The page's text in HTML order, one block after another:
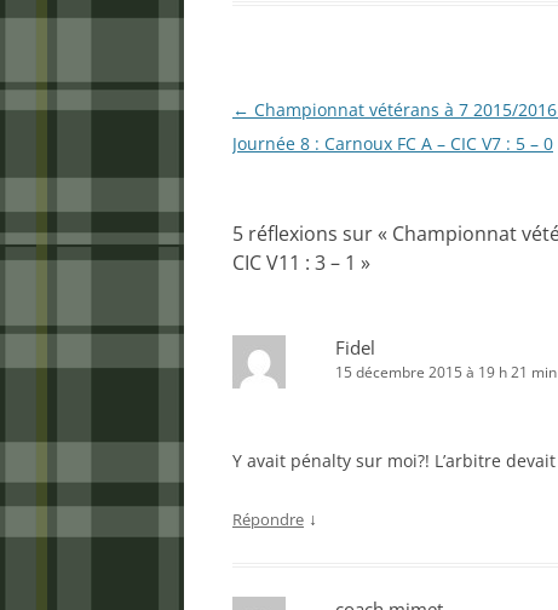
Navigation
des
← Championnat vétérans à 7 2015/
Journée 8 : Carnoux FC A – CIC V7 : 5 – 0
5 réflexions sur « Championnat
CIC V11 : 3 – 1 »
Fidel
15 décembre 2015 à 19 h 21 min
Y avait pénalty sur moi?! L’arbitre
Répondre ↓